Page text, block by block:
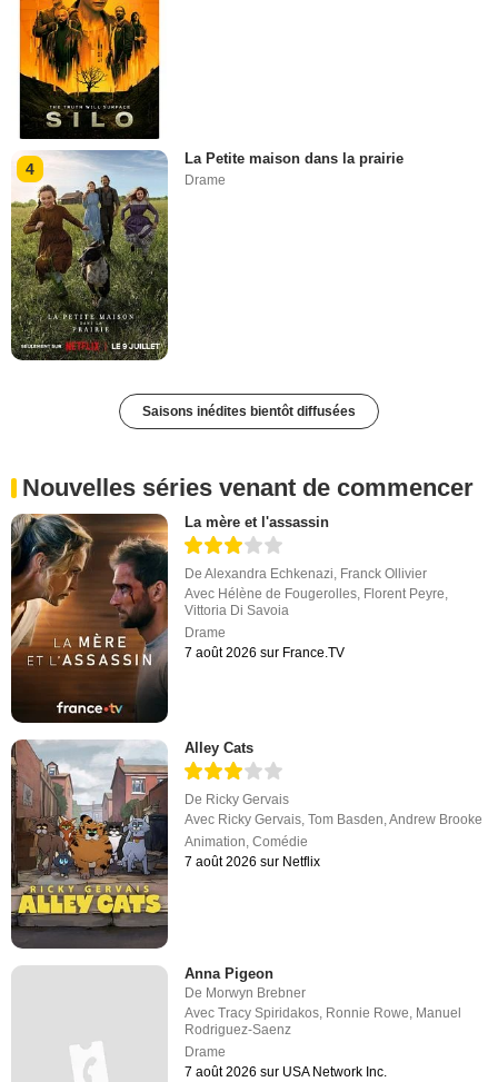
4
La Petite maison dans la prairie
Drame
Saisons inédites bientôt diffusées
Nouvelles séries venant de commencer
La mère et l'assassin
DeAlexandra Echkenazi Franck Ollivier
Avec Hélène de Fougerolles Florent Peyre
Vittoria Di Savoia
Drame
7 août 2026 sur France.TV
Alley Cats
De Ricky Gervais
Avec Ricky Gervais,Tom Basden,Andrew Brooke
Animation,Comédie
7 août 2026 sur Netflix
Anna Pigeon
De Morwyn Brebner
AvecTracy Spiridakos, Ronnie Rowe, Manuel
Rodriguez-Saenz
Drame
7 août 2026 sur USA Network Inc.